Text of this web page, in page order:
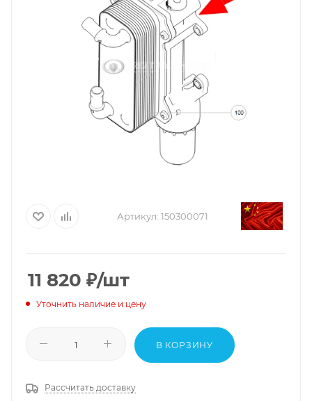
Артикул: 150300071
11 820 ₽/шт
Уточнить наличие и цену
В КОРЗИНУ
Рассчитать доставку